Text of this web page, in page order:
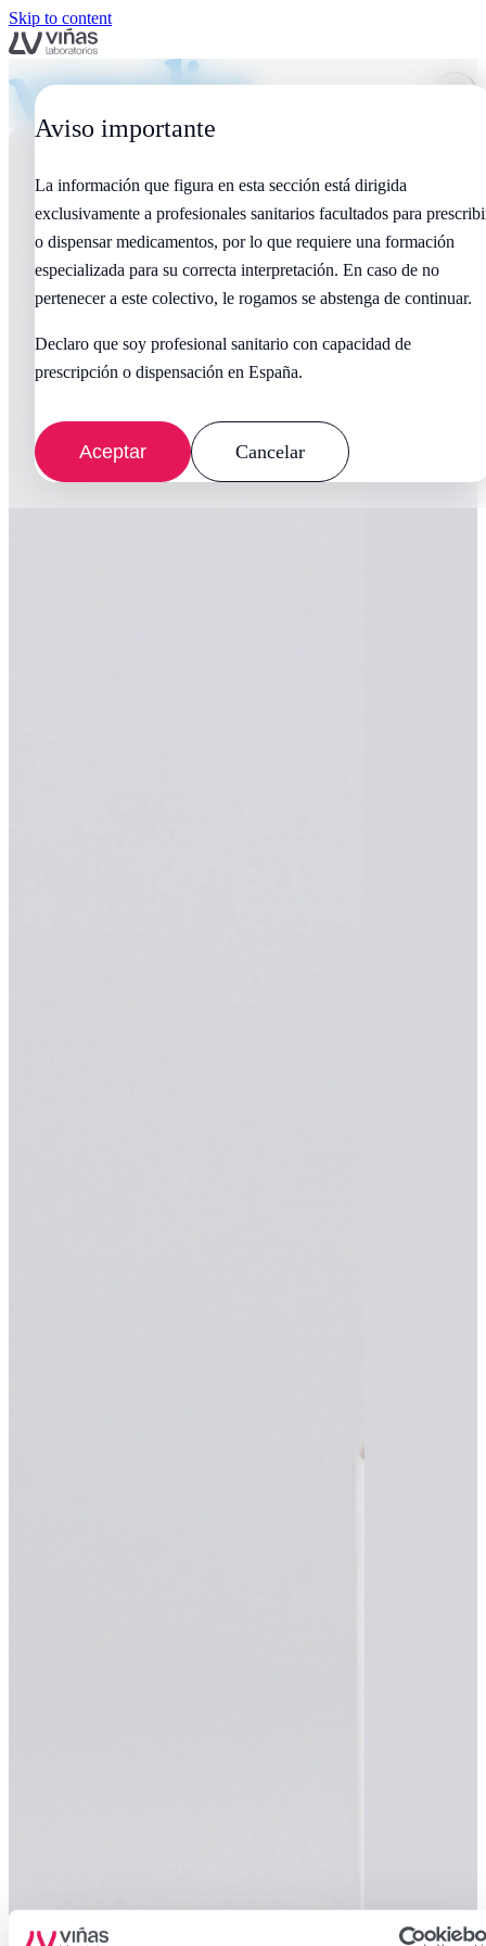
Skip to content
Aviso importante
La información que figura en esta sección está dirigida
exclusivamente a profesionales sanitarios facultados para
o dispensar medicamentos, por lo que requiere una formación
especializada para su correcta interpretación. En caso de no
pertenecer a este colectivo, le rogamos se abstenga de continuar.
Declaro que soy profesional sanitario con capacidad de
prescripción o dispensación en España.
Aceptar Cancelar